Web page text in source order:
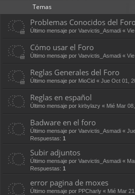
Temas
Problemas Conocidos del Foro
Último mensaje por Vaevictis_Asmadi «
Cómo usar el Foro
Último mensaje por Vaevictis_Asmadi «
Reglas Generales del Foro
Último mensaje por MioCid « Jue Oct 01,
Reglas en español
Último mensaje por kirbylazy « Mié Mar
Badware en el foro
Último mensaje por Vaevictis_Asmadi «
Respuestas: 1
Subir adjuntos
Último mensaje por Vaevictis_Asmadi «
Respuestas: 1
error pagina de moxes
Último mensaje por PPCharly « Mié Mar